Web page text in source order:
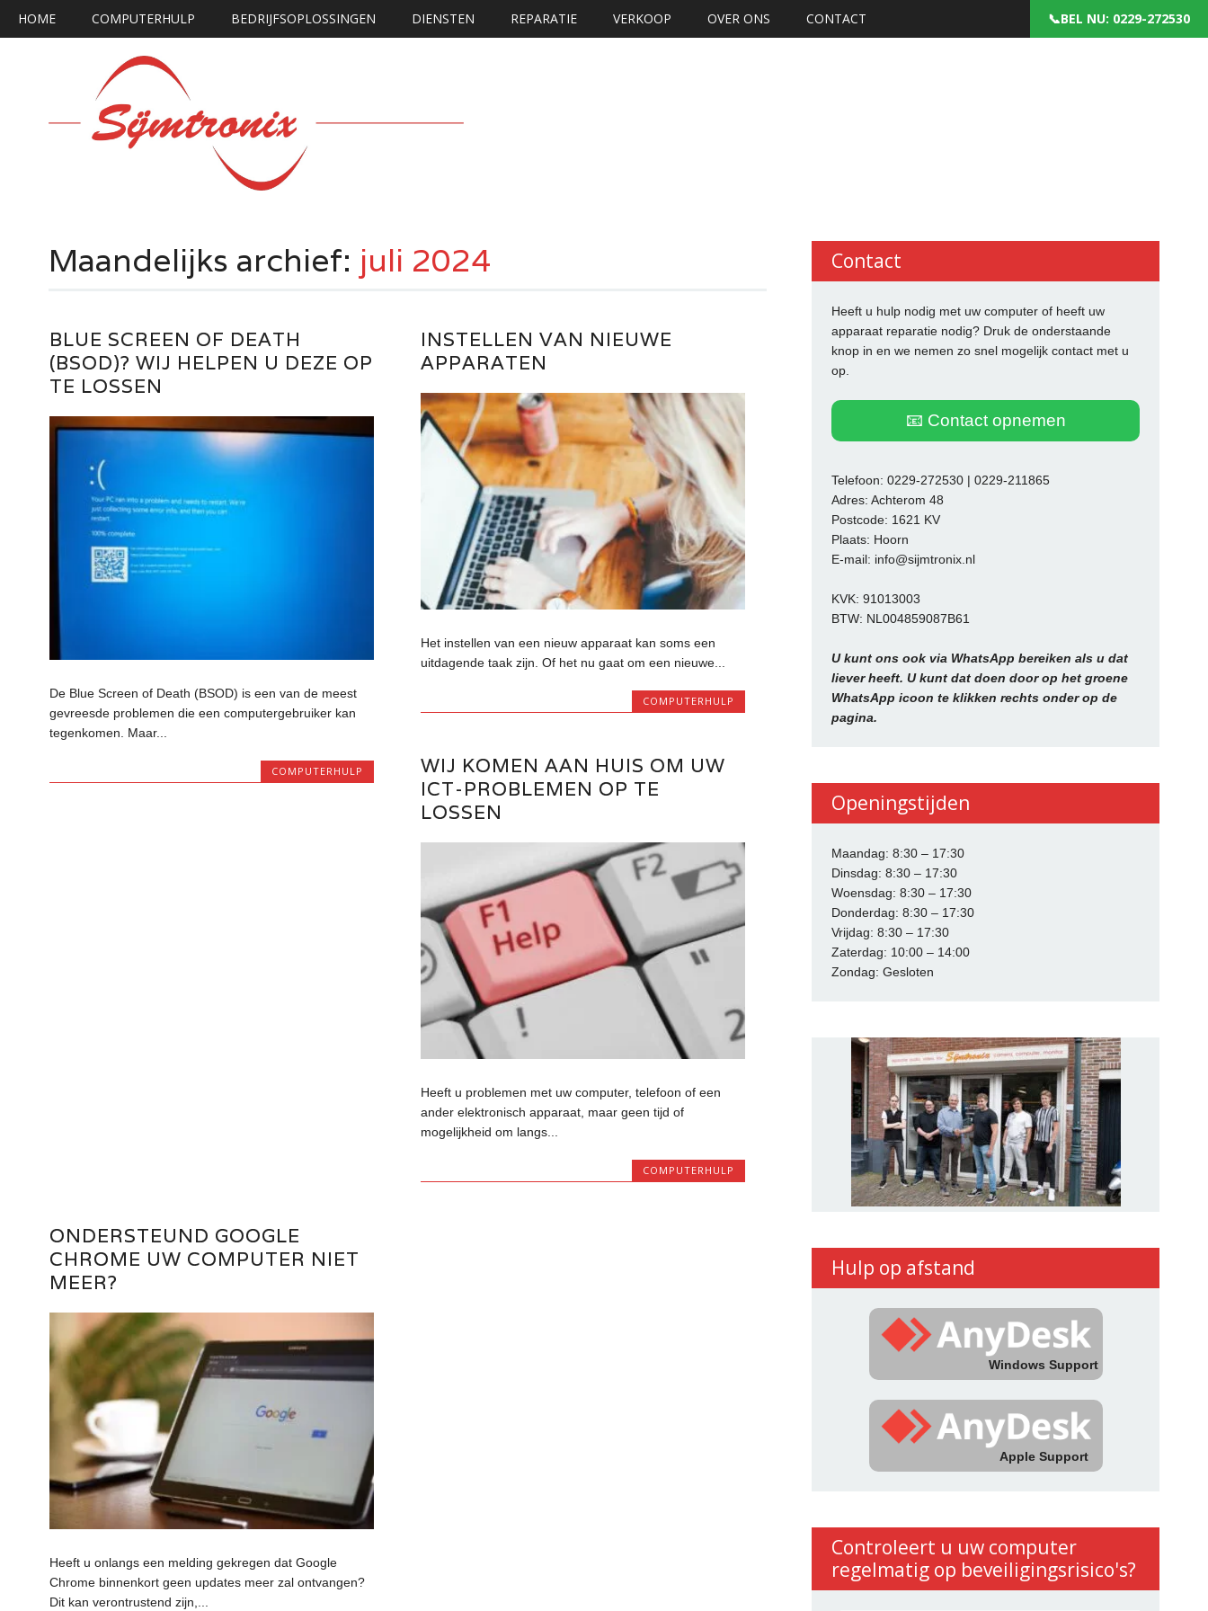
Hoofdmenu
HOME COMPUTERHULP BEDRIJFSOPLOSSINGEN DIENSTEN REPARATIE VERKOOP OVER ONS CONTACT : 0229-272530
Maandelijks archief: juli 2024
BLUE SCREEN OF DEATH
(BSOD)? WIJ HELPEN U DEZE OP
TE LOSSEN
De Blue Screen of Death (BSOD) is een van de meest
gevreesde problemen die een computergebruiker kan
tegenkomen. Maar...
COMPUTERHULP
INSTELLEN VAN NIEUWE
APPARATEN
Het instellen van een nieuw apparaat kan soms een
uitdagende taak zijn. Of het nu gaat om een nieuwe...
COMPUTERHULP
WIJ KOMEN AAN HUIS OM UW
ICT-PROBLEMEN OP TE
LOSSEN
Heeft u problemen met uw computer, telefoon of een
ander elektronisch apparaat, maar geen tijd of
mogelijkheid om langs...
COMPUTERHULP
ONDERSTEUND GOOGLE
CHROME UW COMPUTER NIET
MEER?
Heeft u onlangs een melding gekregen dat Google
Chrome binnenkort geen updates meer zal ontvangen?
Dit kan verontrustend zijn,...
Contact
Heeft u hulp nodig met uw computer of heeft uw
apparaat reparatie nodig? Druk de onderstaande
knop in en we nemen zo snel mogelijk contact met u
op.
📧 Contact opnemen
Telefoon: 0229-272530 | 0229-211865
Adres: Achterom 48
Postcode: 1621 KV
Plaats: Hoorn
E-mail: info@sijmtronix.nl
KVK: 91013003
BTW: NL004859087B61
U kunt ons ook via WhatsApp bereiken als u dat
liever heeft. U kunt dat doen door op het groene
WhatsApp icoon te klikken rechts onder op de
pagina.
Openingstijden
Maandag: 8:30 – 17:30
Dinsdag: 8:30 – 17:30
Woensdag: 8:30 – 17:30
Donderdag: 8:30 – 17:30
Vrijdag: 8:30 – 17:30
Zaterdag: 10:00 – 14:00
Zondag: Gesloten
Hulp op afstand
Windows Support
Apple Support
Controleert u uw computer
regelmatig op beveiligingsrisico's?